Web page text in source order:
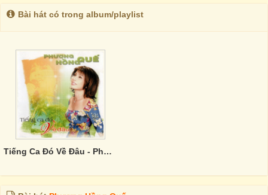
Bài hát có trong album/playlist
Tiếng Ca Đó Về Đâu - Phương Hồng Quế